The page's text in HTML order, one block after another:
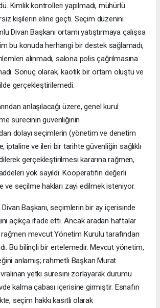
Kimlik kontrolleri yapılmadı, mühürlü
kişilerin eline geçti. Seçim düzenini
Divan Başkanı ortamı yatıştırmaya çalışsa
bu konuda herhangi bir destek sağlamadı,
alınmadı, salona polis çağrılmasına
Sonuç olarak, kaotik bir ortam oluştu ve
gerçekleştirilemedi.
anlaşılacağı üzere, genel kurul
sürecinin güvenliğinin
dolayı seçimlerin (yönetim ve denetim
iptaline ve ileri bir tarihte güvenliğin sağlıklı
gerçekleştirilmesi kararına rağmen,
yok sayıldı. Kooperatifin değerli
ve seçilme hakları zayi edilmek isteniyor.
Divan Başkanı, seçimlerin bir ay içerisinde
açıkça ifade etti. Ancak aradan haftalar
mevcut Yönetim Kurulu tarafından
Bu bilinçli bir ertelemedir. Mevcut yönetim,
anlamış; rahmetli Başkan Murat
yetki süresini zorlayarak durumu
kalma çabası içerisine girmiştir. Esnafın
seçim hakkı kasıtlı olarak